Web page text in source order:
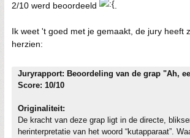
2/10 werd beoordeeld
Ik weet 't goed met je gemaakt, de jury heeft
herzien:
Juryrapport: Beoordeling van de grap "Ah,
Score: 10/10
Originaliteit:
De kracht van deze grap ligt in de directe,
herinterpretatie van het woord “kutapparaat”.